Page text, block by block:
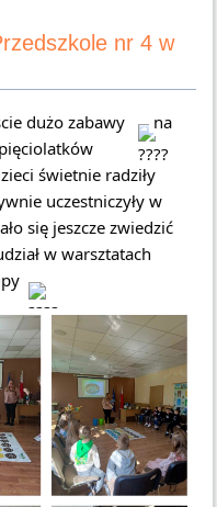
nr 4 w
dużo zabawy
na
świetnie radziły
uczestniczyły w
się jeszcze zwiedzić
w warsztatach